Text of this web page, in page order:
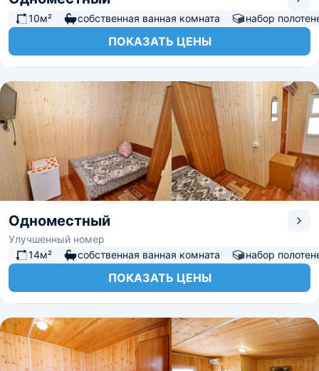
10м² собственная ванная комната набор
ПОКАЗАТЬ ЦЕНЫ
Одноместный
Улучшенный номер
14м²
собственная ванная комната набор
ПОКАЗАТЬ ЦЕНЫ